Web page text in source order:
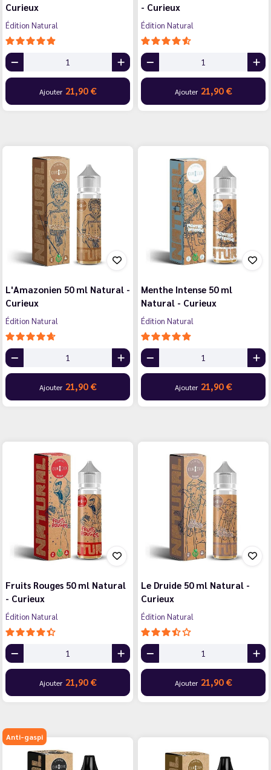
Curieux
Édition Natural
Ajouter 21,90 €
- Curieux
Édition Natural
Ajouter 21,90 €
L'Amazonien 50 ml Natural -
Curieux
Édition Natural
Ajouter 21,90 €
Menthe Intense 50 ml
Natural - Curieux
Édition Natural
Ajouter 21,90 €
Fruits Rouges 50 ml Natural
- Curieux
Édition Natural
Ajouter 21,90 €
Le Druide 50 ml Natural -
Curieux
Édition Natural
Ajouter 21,90 €
Anti-gaspi